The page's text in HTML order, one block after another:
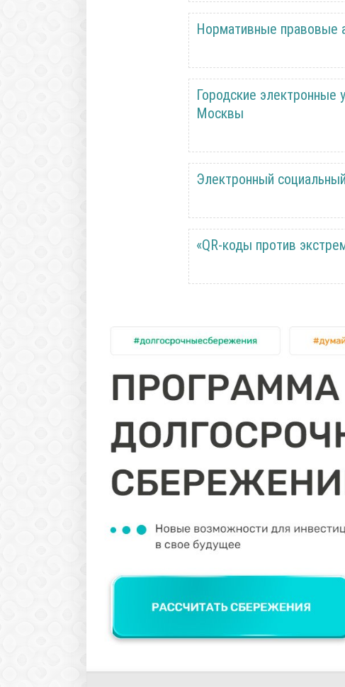
Нормативные правовые
Городские электронные
Москвы
Электронный
«QR-коды против